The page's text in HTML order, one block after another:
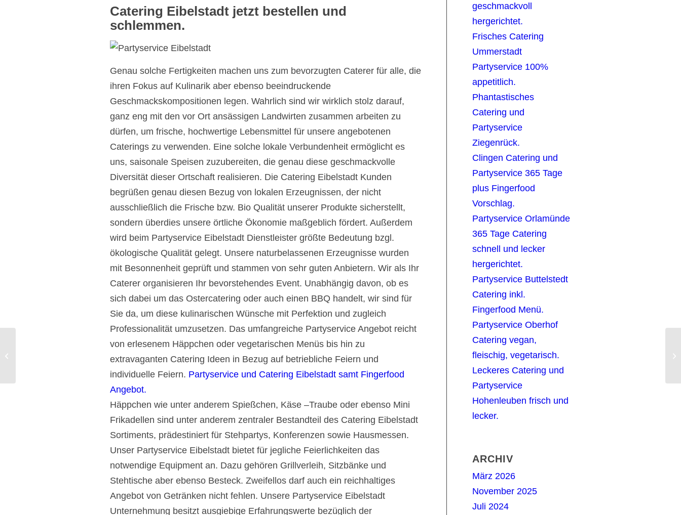
Catering Eibelstadt jetzt bestellen und
schlemmen.
Genau solche Fertigkeiten machen uns zum bevorzugten Caterer für alle, die
ihren Fokus auf Kulinarik aber ebenso beeindruckende
Geschmackskompositionen legen. Wahrlich sind wir wirklich stolz darauf,
ganz eng mit den vor Ort ansässigen Landwirten zusammen arbeiten zu
dürfen, um frische, hochwertige Lebensmittel für unsere angebotenen
Caterings zu verwenden. Eine solche lokale Verbundenheit ermöglicht es
uns, saisonale Speisen zuzubereiten, die genau diese geschmackvolle
Diversität dieser Ortschaft realisieren. Die Catering Eibelstadt Kunden
begrüßen genau diesen Bezug von lokalen Erzeugnissen, der nicht
ausschließlich die Frische bzw. Bio Qualität unserer Produkte sicherstellt,
sondern überdies unsere örtliche Ökonomie maßgeblich fördert. Außerdem
wird beim Partyservice Eibelstadt Dienstleister größte Bedeutung bzgl.
ökologische Qualität gelegt. Unsere naturbelassenen Erzeugnisse wurden
mit Besonnenheit geprüft und stammen von sehr guten Anbietern. Wir als Ihr
Caterer organisieren Ihr bevorstehendes Event. Unabhängig davon, ob es
sich dabei um das Ostercatering oder auch einen BBQ handelt, wir sind für
Sie da, um diese kulinarischen Wünsche mit Perfektion und zugleich
Professionalität umzusetzen. Das umfangreiche Partyservice Angebot reicht
von erlesenem Häppchen oder vegetarischen Menüs bis hin zu
extravaganten Catering Ideen in Bezug auf betriebliche Feiern und
individuelle Feiern. Partyservice und Catering Eibelstadt samt Fingerfood
Angebot.
Häppchen wie unter anderem Spießchen, Käse –Traube oder ebenso Mini
Frikadellen sind unter anderem zentraler Bestandteil des Catering Eibelstadt
Sortiments, prädestiniert für Stehpartys, Konferenzen sowie Hausmessen.
Unser Partyservice Eibelstadt bietet für jegliche Feierlichkeiten das
notwendige Equipment an. Dazu gehören Grillverleih, Sitzbänke und
Stehtische aber ebenso Besteck. Zweifellos darf auch ein reichhaltiges
Angebot von Getränken nicht fehlen. Unsere Partyservice Eibelstadt
Unternehmung besitzt ausgiebige Erfahrungswerte bezüglich der
geschmackvoll
hergerichtet.
Frisches Catering
Ummerstadt
Partyservice 100%
appetitlich.
Phantastisches
Catering und
Partyservice
Ziegenrück.
Clingen Catering und
Partyservice 365 Tage
plus Fingerfood
Vorschlag.
Partyservice Orlamünde
365 Tage Catering
schnell und lecker
hergerichtet.
Partyservice Buttelstedt
Catering inkl.
Fingerfood Menü.
Partyservice Oberhof
Catering vegan,
fleischig, vegetarisch.
Leckeres Catering und
Partyservice
Hohenleuben frisch und
lecker.
ARCHIV
März 2026
November 2025
Juli 2024
Catering Wolframs-Eschenbach